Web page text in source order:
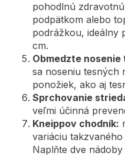
pohodlnú
podpätkom alebo
podrážkou, ideálny
cm.
Obmedzte
sa noseniu tesných
ponožiek, ako aj
Sprchovanie
veľmi účinná
Kneippov chodník:
variáciu
Naplňte dve